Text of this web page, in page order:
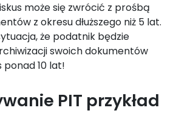
może się zwrócić z prośbą
z okresu dłuższego niż 5 lat.
że podatnik będzie
swoich dokumentów
10 lat!
PIT przykład